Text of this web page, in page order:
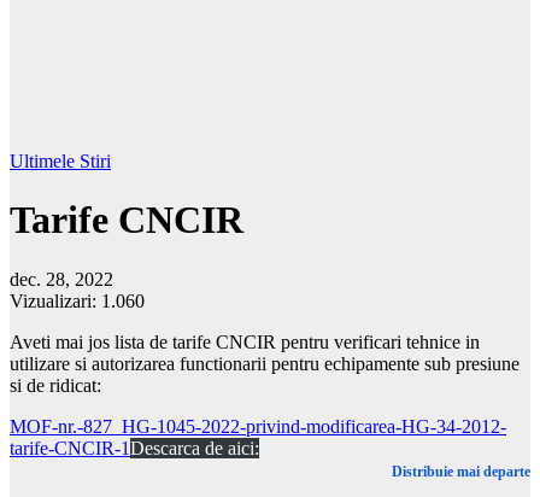
Ultimele Stiri
Tarife CNCIR
dec. 28, 2022
Vizualizari: 1.060
Aveti mai jos lista de tarife CNCIR pentru verificari tehnice in
utilizare si autorizarea functionarii pentru echipamente sub presiune
si de ridicat:
MOF-nr.-827_HG-1045-2022-privind-modificarea-HG-34-2012-
tarife-CNCIR-1Descarca de aici:
Distribuie mai departe